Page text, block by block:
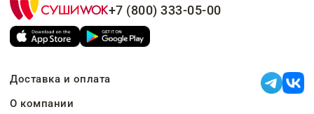
+7 (800) 333-05-00
Доставка и оплата
О компании